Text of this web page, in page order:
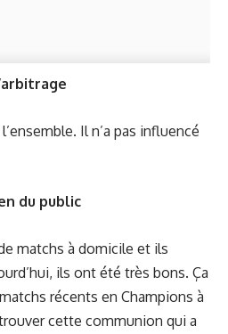
Il n’a pas influencé
du public
matchs à domicile et ils
ils ont été très bons. Ça
récents en Champions à
cette communion qui a